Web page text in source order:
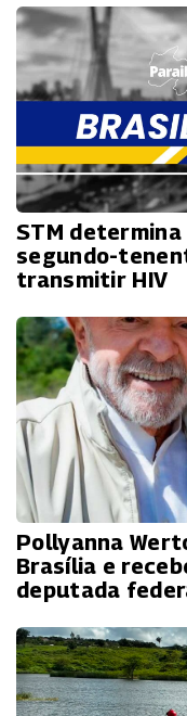
STM
segundo-
transmitir HIV
Pollyanna
Brasília e
deputada